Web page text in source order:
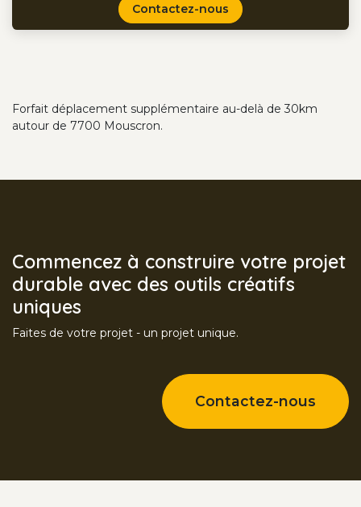
Contactez-nous
Forfait déplacement supplémentaire au-delà de 30km
autour de 7700 Mouscron.
Commencez à construire votre projet
durable avec des outils créatifs
uniques
Faites de votre projet - un projet unique.
Contactez-nous